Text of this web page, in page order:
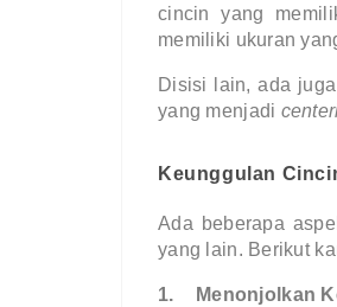
cincin yang
memiliki ukuran
Disisi lain, ada
yang menjadi
Keunggulan
Ada beberapa
yang lain. Berikut
1. Menonjolkan